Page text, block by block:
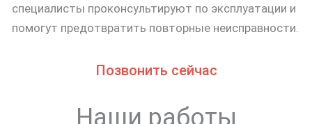
специалисты проконсультируют по эксплуатации и
помогут предотвратить повторные неисправности.
Позвонить сейчас
Наши работы